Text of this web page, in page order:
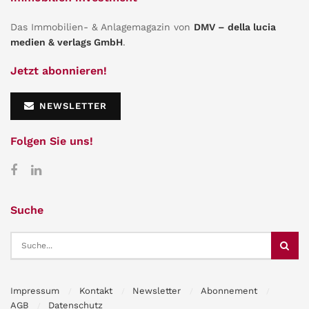
Das Immobilien- & Anlagemagazin von DMV – della lucia
medien & verlags GmbH.
Jetzt abonnieren!
NEWSLETTER
Folgen Sie uns!
Suche
Impressum Kontakt Newsletter
Abonnement
AGB
Datenschutz